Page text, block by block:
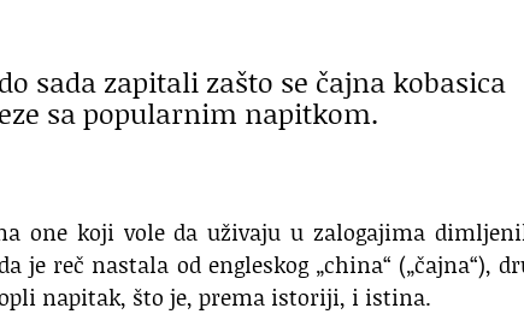
sada zapitali zašto se čajna kobasica
sa popularnim napitkom.
one koji vole da uživaju u zalogajima
je reč nastala od engleskog „china“ („čajna“),
napitak, što je, prema istoriji, i istina.